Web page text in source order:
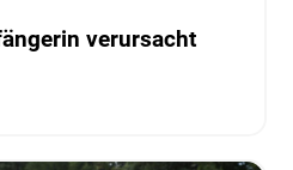
verursacht